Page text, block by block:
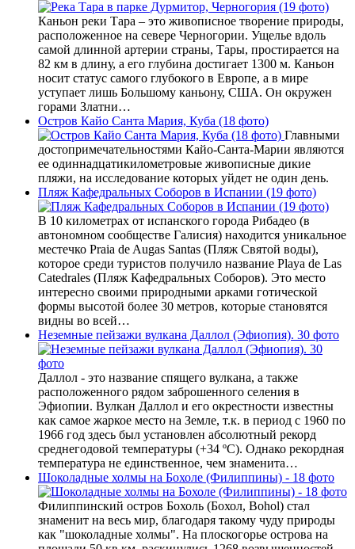
Каньон реки Тара – это живописное творение природы,
расположенное на севере Черногории. Ущелье вдоль
самой длинной артерии страны, Тары, простирается на
82 км в длину, а его глубина достигает 1300 м. Каньон
носит статус самого глубокого в Европе, а в мире
уступает лишь Большому каньону, США. Он окружен
горами Златни…
Остров Кайо Санта Мария, Куба (18 фото)
Главными
достопримечательностями Кайо-Санта-Марии являются
ее одиннадцатикилометровые живописные дикие
пляжи, на исследование которых уйдет не один день.
Пляж Кафедральных Соборов в Испании (19 фото)
В 10 километрах от испанского города Рибадео (в
автономном сообществе Галисия) находится уникальное
местечко Praia de Augas Santas (Пляж Святой воды),
которое среди туристов получило название Playa de Las
Catedrales (Пляж Кафедральных Соборов). Это место
интересно своими природными арками готической
формы высотой более 30 метров, которые становятся
видны во всей…
Неземные пейзажи вулкана Даллол (Эфиопия). 30 фото
Даллол - это название спящего вулкана, а также
расположенного рядом заброшенного селения в
Эфиопии. Вулкан Даллол и его окрестности известны
как самое жаркое место на Земле, т.к. в период с 1960 по
1966 год здесь был установлен абсолютный рекорд
среднегодовой температуры (+34 ºC). Однако рекордная
температура не единственное, чем знаменита…
Шоколадные холмы на Бохоле (Филиппины) - 18 фото
Филиппинский остров Бохоль (Бохол, Bohol) стал
знаменит на весь мир, благодаря такому чуду природы
как "шоколадные холмы". На плоскогорье острова на